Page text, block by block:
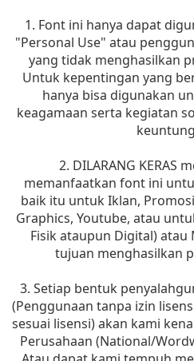
1. Font ini hanya dapat
"Personal Use" atau
yang tidak menghasilkan
Untuk kepentingan yang
hanya bisa digunakan
keagamaan serta kegiatan
2. DILARANG KERAS
memanfaatkan font ini
baik itu untuk Iklan,
Graphics, Youtube, atau
Fisik ataupun Digital)
tujuan menghasilkan
3. Setiap bentuk
(Penggunaan tanpa izin
sesuai lisensi) akan kami
Perusahaan (National/